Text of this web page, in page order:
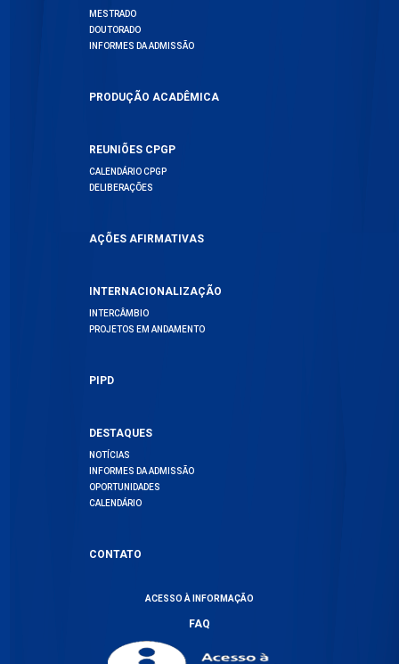
MESTRADO
DOUTORADO
INFORMES DA ADMISSÃO
PRODUÇÃO ACADÊMICA
REUNIÕES CPGP
CALENDÁRIO CPGP
DELIBERAÇÕES
AÇÕES AFIRMATIVAS
INTERNACIONALIZAÇÃO
INTERCÂMBIO
PROJETOS EM ANDAMENTO
PIPD
DESTAQUES
NOTÍCIAS
INFORMES DA ADMISSÃO
OPORTUNIDADES
CALENDÁRIO
CONTATO
ACESSO À INFORMAÇÃO
FAQ